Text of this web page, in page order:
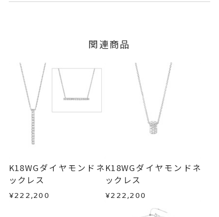
ダイヤモンド0.18ct
リングサイズ
-
詳細
チェーン全長(取外し可) 50cm
※スライドアジャスター
トップ 縦：約32mm 横：約1.7
mm 厚さ：約2.6mm
ダイヤモンドネックレス、
K18WGネックレス
バー／ワンラインネックレス
ご注文およびご入金確認後、以下の日程にて発送
■お届け目安が「3営業日以内に発送」の商品
例：金曜日17時までのご注文→翌週火曜日までに
発送いたします。
■お届け目安が「約1ヶ月半以内～」の商品
ご注文いただいてから在庫状況を確認いたしま
・在庫のご用意ができる場合： 約1週間～1ヶ月以
内を目安に発送いたします。
・受注生産となる場合： 商品ページに記載のある
目安日数を頂戴し、一から製作いたします。
ージの購入履歴一覧よりご注文状況をご確認いた
ご注文状況が「注文済み」の場合に限り、キャ
ンセルを承ります。
メンバーシップ未登録のお客さまは、お問い合
わせフォームよりご連絡ください。
返品・交換
以下の場合、商品の返品・交換・返金
は承りかねます。
・受注生産の商品
・お客さまのお手元で傷や汚れが発生した商品
・到着後ご連絡無く7日以上経過した商品
・刻印をお入れした商品
関連商品
K18WGダイヤモンドネ
ックレス
¥222,200
K18WGダイヤモンドネ
ックレス
¥222,200